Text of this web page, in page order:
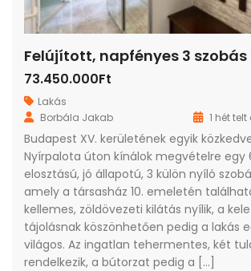
73.450.000Ft
Lakás
Borbála Jakab
1 hét
Budapest XV. kerületének egyik
Nyírpalota úton kínálok megvételre egy
elosztású, jó állapotú, 3 külön nyíló
amely a társasház 10. emeletén
kellemes, zöldövezeti kilátás nyílik, a
tájolásnak köszönhetően pedig a lakás
világos. Az ingatlan tehermentes, két
rendelkezik, a bútorzat pedig a […]